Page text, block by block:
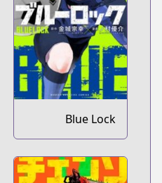
Blue Lock